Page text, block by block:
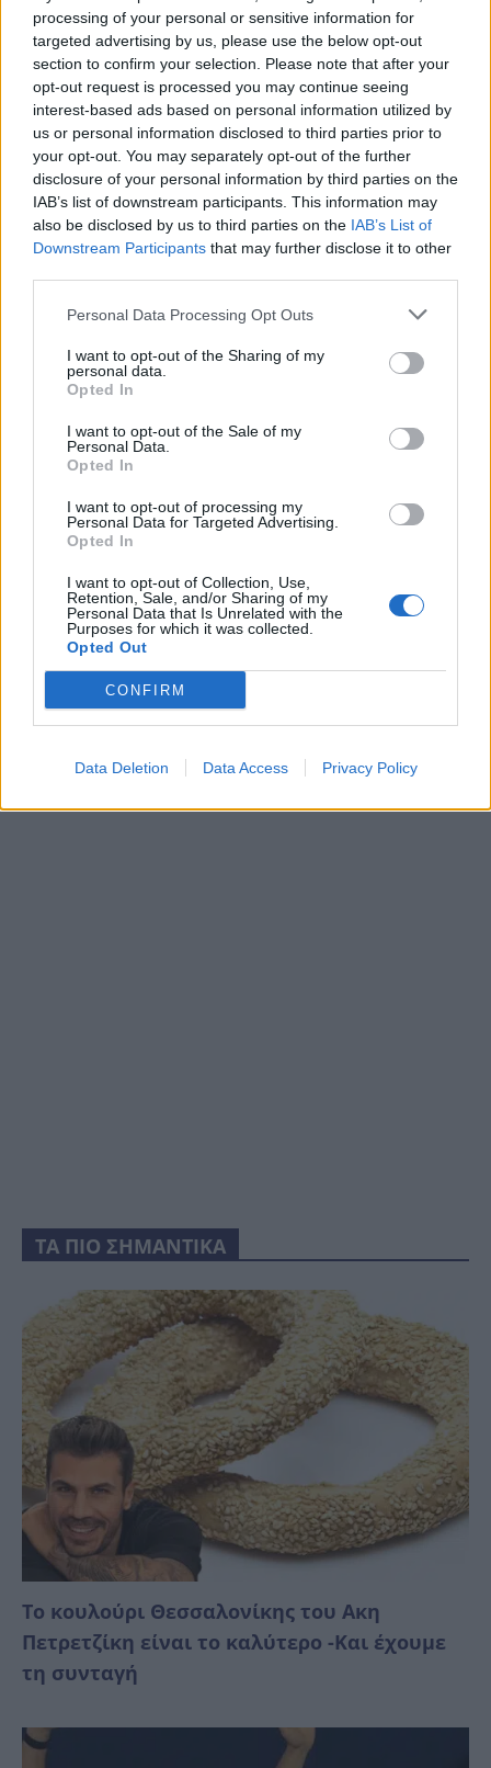
processing of your personal or sensitive information for
targeted advertising by us, please use the below opt-out
section to confirm your selection. Please note that after your
opt-out request is processed you may continue seeing
interest-based ads based on personal information utilized by
us or personal information disclosed to third parties prior to
your opt-out. You may separately opt-out of the further
disclosure of your personal information by third parties on the
IAB’s list of downstream participants. This information may
also be disclosed by us to third parties on the IAB’s List of
Downstream Participants that may further disclose it to other
Personal Data Processing Opt Outs
I want to opt-out of the Sharing of my
personal data.
Opted In
I want to opt-out of the Sale of my
Personal Data.
Opted In
I want to opt-out of processing my
Personal Data for Targeted Advertising.
Opted In
I want to opt-out of Collection, Use,
Retention, Sale, and/or Sharing of my
Personal Data that Is Unrelated with the
Purposes for which it was collected.
Opted Out
CONFIRM
Data Deletion Data Access Privacy Policy
ΤΑ ΠΙΟ ΣΗΜΑΝΤΙΚΑ
Το κουλούρι Θεσσαλονίκης του Ακη
Πετρετζίκη είναι το καλύτερο -Και έχουμε
τη συνταγή